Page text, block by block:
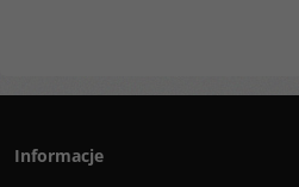
Informacje